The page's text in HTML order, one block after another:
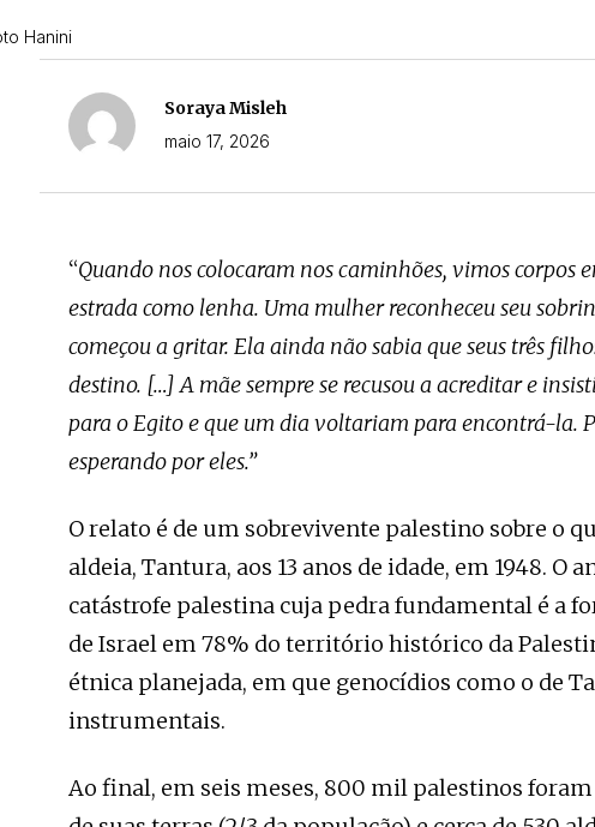
Hanini
Soraya Misleh
maio 17, 2026
“Quando nos colocaram nos caminhões, vimos corpos
estrada como lenha. Uma mulher reconheceu seu
começou a gritar. Ela ainda não sabia que seus três
destino. […] A mãe sempre se recusou a acreditar e
para o Egito e que um dia voltariam para encontrá-la.
esperando por eles.”
O relato é de um sobrevivente palestino sobre o
aldeia, Tantura, aos 13 anos de idade, em 1948. O
catástrofe palestina cuja pedra fundamental é a
de Israel em 78% do território histórico da
étnica planejada, em que genocídios como o de
instrumentais.
Ao final, em seis meses, 800 mil palestinos